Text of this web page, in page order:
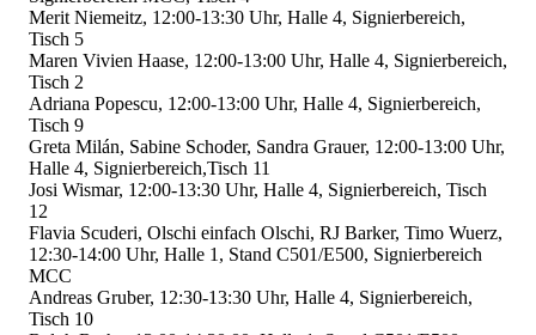
Merit Niemeitz, 12:00-13:30 Uhr, Halle 4, Signierbereich,
Tisch 5
Maren Vivien Haase, 12:00-13:00 Uhr, Halle 4, Signierbereich,
Tisch 2
Adriana Popescu, 12:00-13:00 Uhr, Halle 4, Signierbereich,
Tisch 9
Greta Milán, Sabine Schoder, Sandra Grauer, 12:00-13:00 Uhr,
Halle 4, Signierbereich,Tisch 11
Josi Wismar, 12:00-13:30 Uhr, Halle 4, Signierbereich, Tisch
12
Flavia Scuderi, Olschi einfach Olschi, RJ Barker, Timo Wuerz,
12:30-14:00 Uhr, Halle 1, Stand C501/E500, Signierbereich
MCC
Andreas Gruber, 12:30-13:30 Uhr, Halle 4, Signierbereich,
Tisch 10